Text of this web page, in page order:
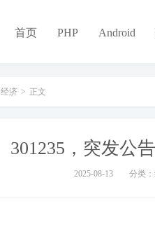
首页 PHP Android
经济 > 正文
301235，突发公
2025-08-13 分类